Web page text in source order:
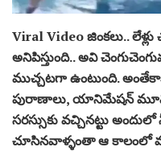
Viral Video జింకలు..
అనిపిస్తుంది.. అవి
ముచ్చటగా ఉంటుంది.
పురాణాలు, యానిమేషన్
సరస్సుకు వచ్చినట్టు
చూసినవాళ్ళంతా ఆ కాలంలో